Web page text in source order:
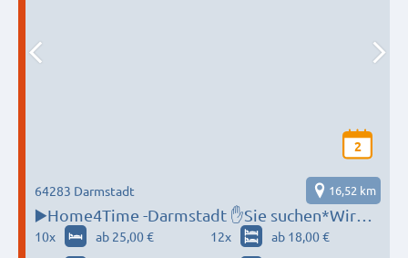
2
▶️Home4Time -Darmstadt ✋Sie suchen*Wir
finden ✋‼️
64283 Darmstadt 16,52 km
10x ab 25,00 € 12x
ab 18,00 €